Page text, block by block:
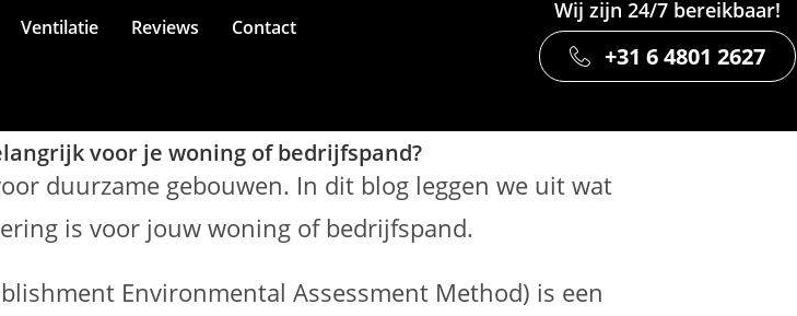
Ventilatie Reviews Contact
Wij zijn 24/7 bereikbaar!
+31 6 4801 2627
voor je woning of bedrijfspand?
duurzame gebouwen. In dit blog leggen we uit wat
is voor jouw woning of bedrijfspand.
Environmental Assessment Method) is een